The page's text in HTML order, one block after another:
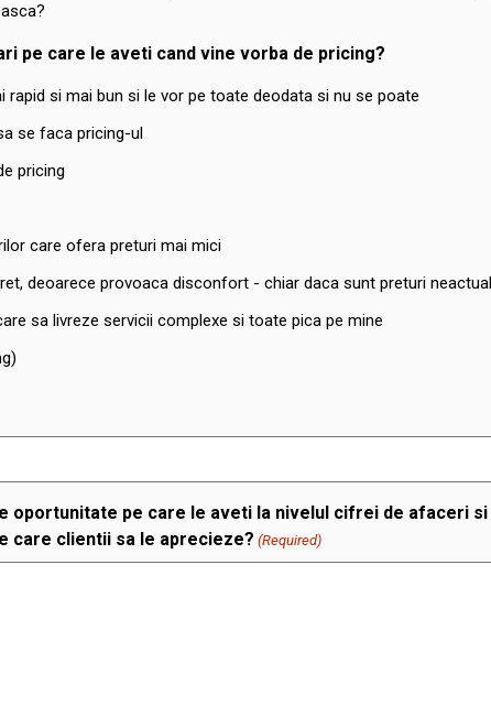
pe care le aveti cand vine vorba de pricing?
si mai bun si le vor pe toate deodata si nu se poate
se faca pricing-ul
pricing
care ofera preturi mai mici
deoarece provoaca disconfort - chiar daca sunt preturi
sa livreze servicii complexe si toate pica pe mine
oportunitate pe care le aveti la nivelul cifrei de afaceri
care clientii sa le aprecieze? (Required)